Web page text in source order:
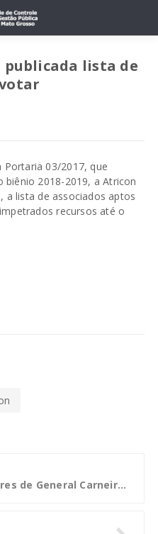
publicada lista de
Portaria 03/2017, que
biênio 2018-2019, a Atricon
a lista de associados aptos
recursos até o
TCE afasta servidores de General Carneiro por indícios de ilegalidade em concurso